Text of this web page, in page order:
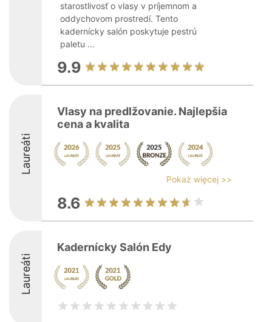
starostlivosť o vlasy v príjemnom a
oddychovom prostredí. Tento
kadernícky salón poskytuje pestrú
paletu ...
9.9
Laureáti
Vlasy na predlžovanie. Najlepšia
cena a kvalita
Pokaż więcej >>
8.6
Laureáti
Kadernícky Salón Edy